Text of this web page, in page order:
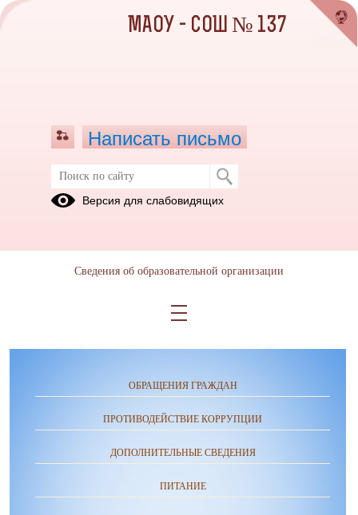
Требования к организации и
проведению
ОБРАЩЕНИЯ ГРАЖДАН
ПРОТИВОДЕЙСТВИЕ КОРРУПЦИИ
ДОПОЛНИТЕЛЬНЫЕ СВЕДЕНИЯ
ПИТАНИЕ
МАОУ - СОШ № 137
Написать письмо
Версия для слабовидящих
Сведения об образовательной организации